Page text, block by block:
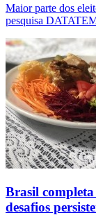
Maior parte dos
pesquisa
Brasil
desafios